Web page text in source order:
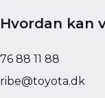
Hvordan kan
76 88 11 88
ribe@toyota.dk